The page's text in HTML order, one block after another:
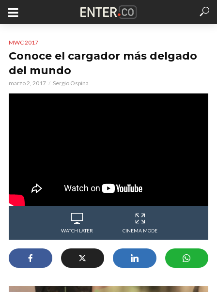
MWC 2017
Conoce el cargador más delgado
del mundo
marzo 2, 2017 Sergio Ospina
WATCH LATER CINEMA MODE